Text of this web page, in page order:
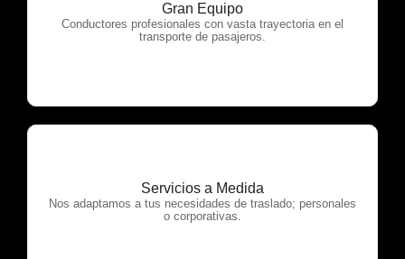
Gran Equipo
Conductores profesionales con vasta trayectoria en el
transporte de pasajeros.
OTP Servicios
Servicios a Medida
Nos adaptamos a tus necesidades de traslado; personales
o corporativas.
OTP Servicios